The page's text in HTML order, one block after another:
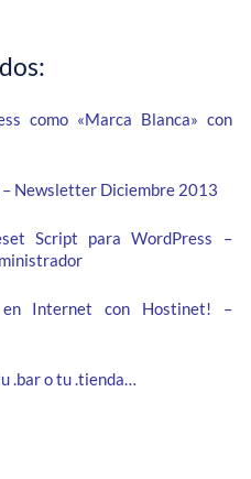
como «Marca Blanca» con
Newsletter Diciembre 2013
Script para WordPress –
en Internet con Hostinet! –
.bar o tu .tienda…